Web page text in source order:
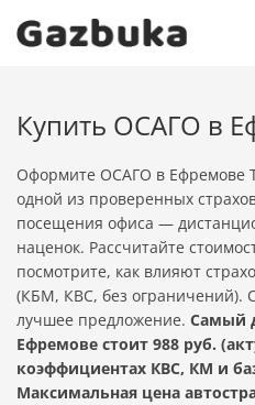
Купить ОСАГО в
Оформите ОСАГО в Ефремове
одной из проверенных
посещения офиса —
наценок. Рассчитайте
посмотрите, как влияют
(КБМ, КВС, без ограничений).
лучшее предложение. Самый
Ефремове стоит 988 руб.
коэффициентах КВС, КМ и
Максимальная цена